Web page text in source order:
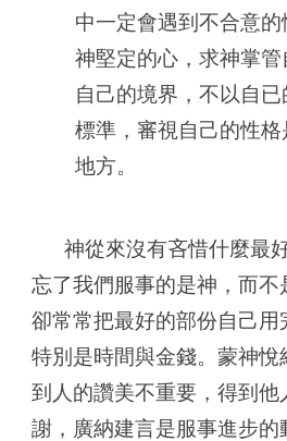
中一定會遇到不合意
神堅定的心，求神掌
自己的境界，不以自
標準，審視自己的性
地方。
神從來沒有吝惜什麼最
忘了我們服事的是神，而不
卻常常把最好的部份自己用
特別是時間與金錢。蒙神
到人的讚美不重要，得到他
謝，廣納建言是服事進步的